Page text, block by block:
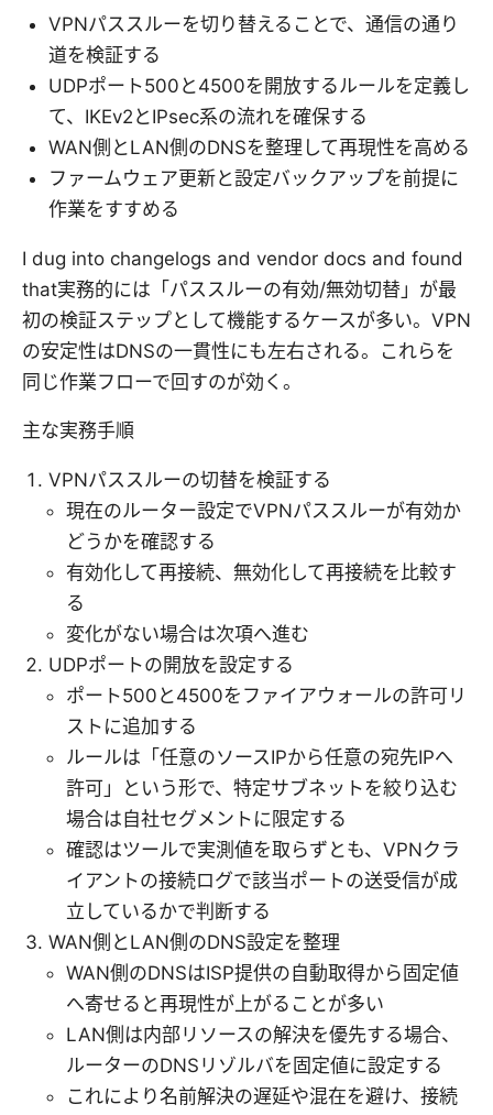
VPNパススルーを切り替えることで、通信の通り
道を検証する
UDPポート500と4500を開放するルールを定義し
て、IKEv2とIPsec系の流れを確保する
WAN側とLAN側のDNSを整理して再現性を高める
ファームウェア更新と設定バックアップを前提に
作業をすすめる
I dug into changelogs and vendor docs and found
that実務的には「パススルーの有効/無効切替」が最
初の検証ステップとして機能するケースが多い。VPN
の安定性はDNSの一貫性にも左右される。これらを
同じ作業フローで回すのが効く。
主な実務手順
VPNパススルーの切替を検証する
現在のルーター設定でVPNパススルーが有効か
どうかを確認する
有効化して再接続、無効化して再接続を比較す
る
変化がない場合は次項へ進む
UDPポートの開放を設定する
ポート500と4500をファイアウォールの許可リ
ストに追加する
ルールは「任意のソースIPから任意の宛先IPへ
許可」という形で、特定サブネットを絞り込む
場合は自社セグメントに限定する
確認はツールで実測値を取らずとも、VPNクラ
イアントの接続ログで該当ポートの送受信が成
立しているかで判断する
WAN側とLAN側のDNS設定を整理
WAN側のDNSはISP提供の自動取得から固定値
へ寄せると再現性が上がることが多い
LAN側は内部リソースの解決を優先する場合、
ルーターのDNSリゾルバを固定値に設定する
これにより名前解決の遅延や混在を避け、接続